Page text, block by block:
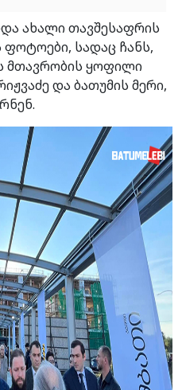
ახალი თავშესაფრის
სადაც ჩანს,
მთავრობის ყოფილი
და ბათუმის მერი,